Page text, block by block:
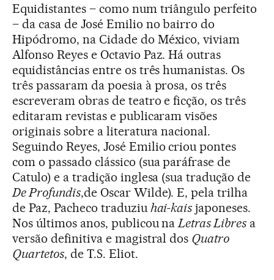
Equidistantes – como num triângulo perfeito
– da casa de José Emilio no bairro do
Hipódromo, na Cidade do México, viviam
Alfonso Reyes e Octavio Paz. Há outras
equidistâncias entre os três humanistas. Os
três passaram da poesia à prosa, os três
escreveram obras de teatro e ficção, os três
editaram revistas e publicaram visões
originais sobre a literatura nacional.
Seguindo Reyes, José Emilio criou pontes
com o passado clássico (sua paráfrase de
Catulo) e a tradição inglesa (sua tradução de
De Profundis,de Oscar Wilde). E, pela trilha
de Paz, Pacheco traduziu hai-kais japoneses.
Nos últimos anos, publicou naLetras Libres a
versão definitiva e magistral dos Quatro
Quartetos, de T.S. Eliot.